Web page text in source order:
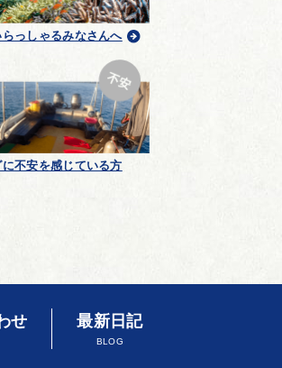
っしゃるみなさんへ
不安を感じている方
せ 最新日記
BLOG